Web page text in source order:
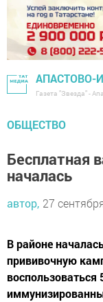
АПАСТОВО-
Газета "Звезда" -
ОБЩЕСТВО
Бесплатная
началась
автор, 27
В районе
прививочную